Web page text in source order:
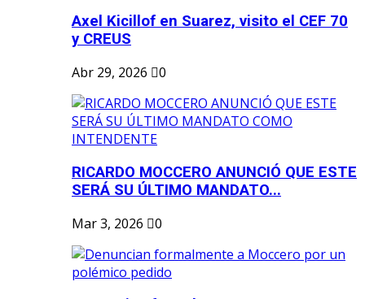
Axel Kicillof en Suarez, visito el CEF 70
y CREUS
Abr 29, 2026
0
RICARDO MOCCERO ANUNCIÓ QUE ESTE
SERÁ SU ÚLTIMO MANDATO...
Mar 3, 2026
0